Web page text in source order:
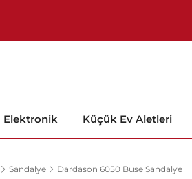
Elektronik Küçük Ev Aletleri
Sandalye Dardason 6050 Buse Sandalye